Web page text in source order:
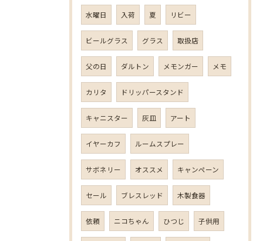
水曜日 入荷 夏 リビー
ビールグラス グラス 取扱店
父の日 ダルトン メモンガー メモ
カリタ ドリッパースタンド
キャニスター 灰皿 アート
イヤーカフ ルームスプレー
サボネリー オススメ キャンペーン
セール ブレスレッド 木製食器
依頼 ニコちゃん ひつじ 子供用